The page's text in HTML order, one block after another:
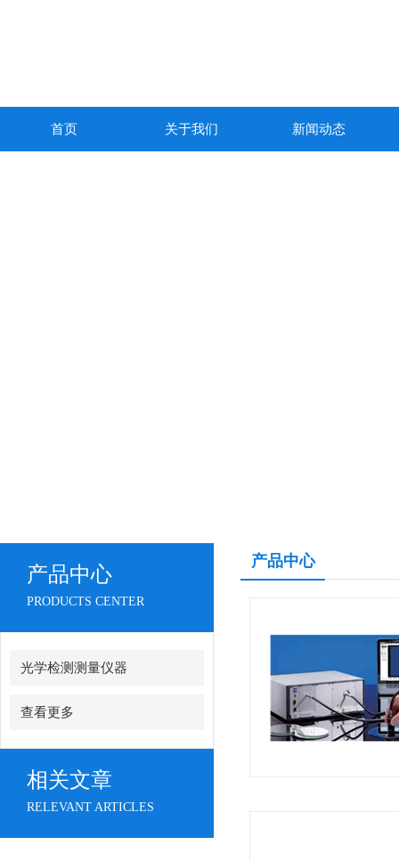
首页 关于我们 新闻动态
产品中心
PRODUCTS CENTER
光学检测测量仪器
查看更多
相关文章
RELEVANT ARTICLES
产品中心